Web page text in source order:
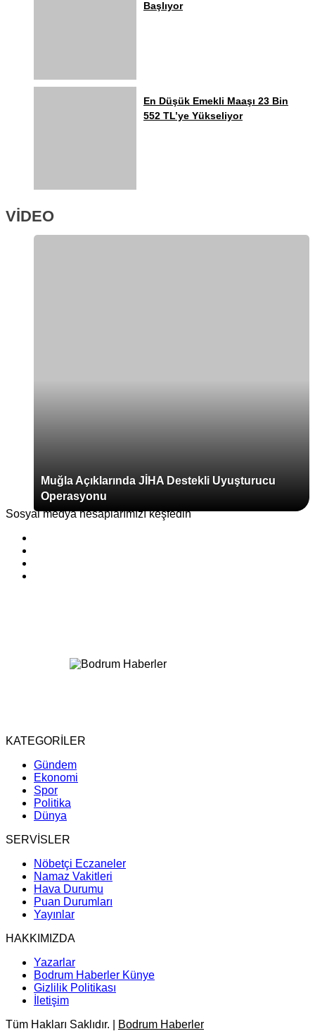
Başlıyor
En Düşük Emekli Maaşı 23 Bin
552 TL’ye Yükseliyor
VİDEO
Muğla Açıklarında JİHA Destekli Uyuşturucu
Operasyonu
Sosyal medya hesaplarımızı keşfedin
KATEGORİLER
Gündem
Ekonomi
Spor
Politika
Dünya
SERVİSLER
Nöbetçi Eczaneler
Namaz Vakitleri
Hava Durumu
Puan Durumları
Yayınlar
HAKKIMIZDA
Yazarlar
Bodrum Haberler Künye
Gizlilik Politikası
İletişim
Tüm Hakları Saklıdır. |
Bodrum Haberler